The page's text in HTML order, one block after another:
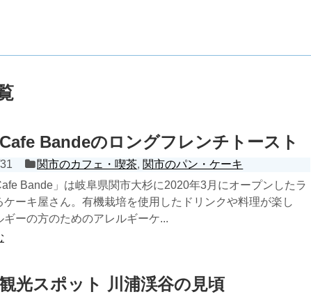
Bandeのロングフレンチトースト
関市のカフェ・喫茶, 関市のパン・ケーキ
Bande」は岐阜県関市大杉に2020年3月にオープンしたラ
ケーキ屋さん。有機栽培を使用したドリンクや料理が楽し
ギーの方のためのアレルギーケ...
光スポット 川浦渓谷の見頃